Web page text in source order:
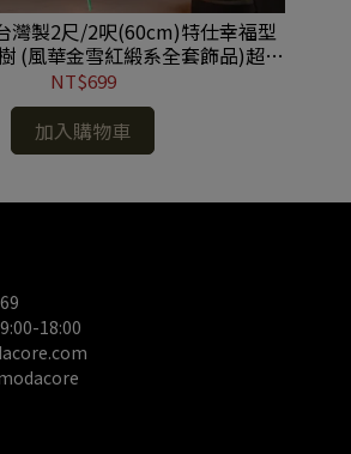
灣製2尺/2呎(60cm)特仕幸福型
(風華金雪紅緞系全套飾品)超值
島免運費 #YS-HGT2202001
NT$699
加入購物車
18:00